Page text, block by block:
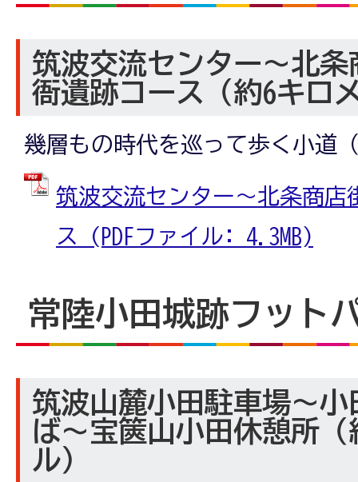
筑波交流センター～北
衙遺跡コース（約6キロ
幾層もの時代を巡って歩く小道
筑波交流センター～北条商店
ス (PDFファイル: 4.3MB)
常陸小田城跡フット
筑波山麓小田駐車場～
ば～宝篋山小田休憩所（
ル）